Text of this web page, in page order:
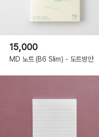
15,000
MD 노트 (B6 Slim) - 도트방안